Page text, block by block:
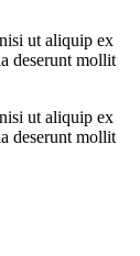
ut aliquip ex
deserunt mollit
ut aliquip ex
deserunt mollit